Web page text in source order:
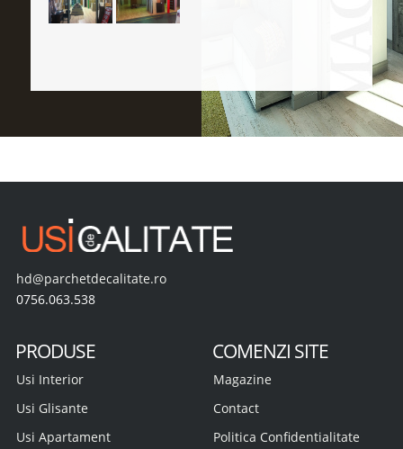
hd@parchetdecalitate.ro
0756.063.538
PRODUSE
Usi Interior
Usi Glisante
Usi Apartament
COMENZI SITE
Magazine
Contact
Politica Confidentialitate